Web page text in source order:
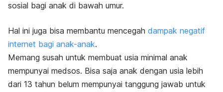
sosial bagi anak di bawah umur.
Hal ini juga bisa membantu mencegah dampak negatif
internet bagi anak-anak.
Memang susah untuk membuat usia minimal anak
mempunyai medsos. Bisa saja anak dengan usia lebih
dari 13 tahun belum mempunyai tanggung jawab untuk